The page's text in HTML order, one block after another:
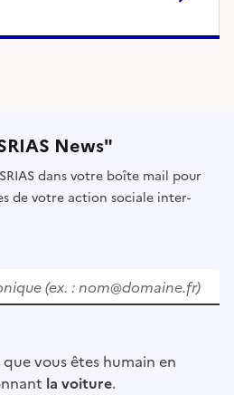
News"
dans votre boîte mail pour
de votre action sociale inter-
vous êtes humain en
la voiture.